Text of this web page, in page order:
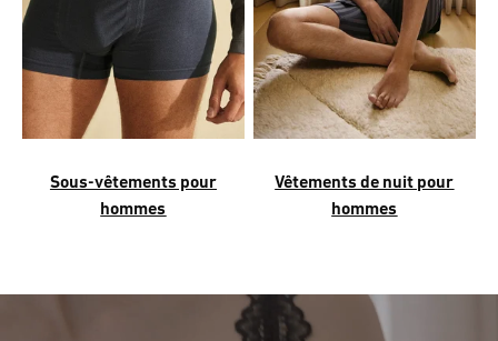
Sous-vêtements pour
hommes
Vêtements de nuit pour
hommes